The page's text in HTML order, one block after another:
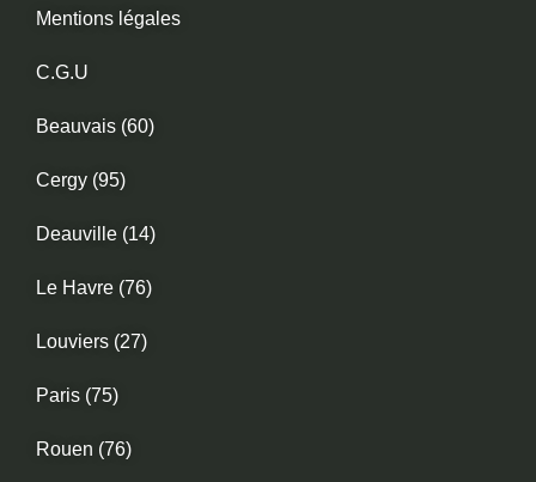
Mentions légales
C.G.U
Beauvais (60)
Cergy (95)
Deauville (14)
Le Havre (76)
Louviers (27)
Paris (75)
Rouen (76)